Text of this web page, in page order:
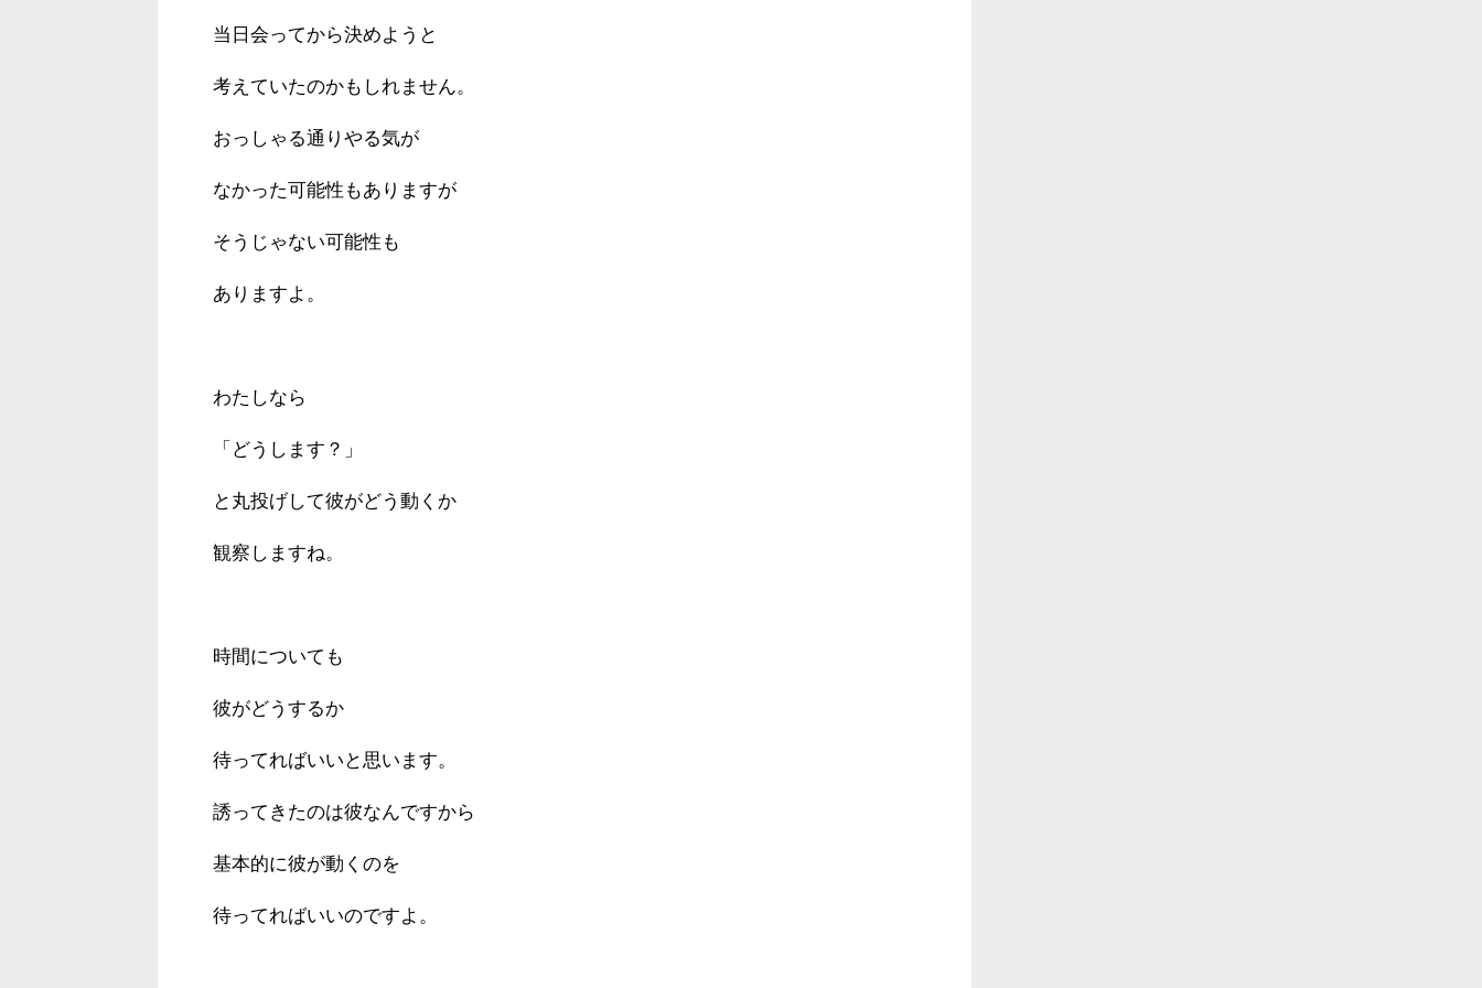
当日会ってから決めようと
考えていたのかもしれません。
おっしゃる通りやる気が
なかった可能性もありますが
そうじゃない可能性も
ありますよ。
わたしなら
「どうします？」
と丸投げして彼がどう動くか
観察しますね。
時間についても
彼がどうするか
待ってればいいと思います。
誘ってきたのは彼なんですから
基本的に彼が動くのを
待ってればいいのですよ。